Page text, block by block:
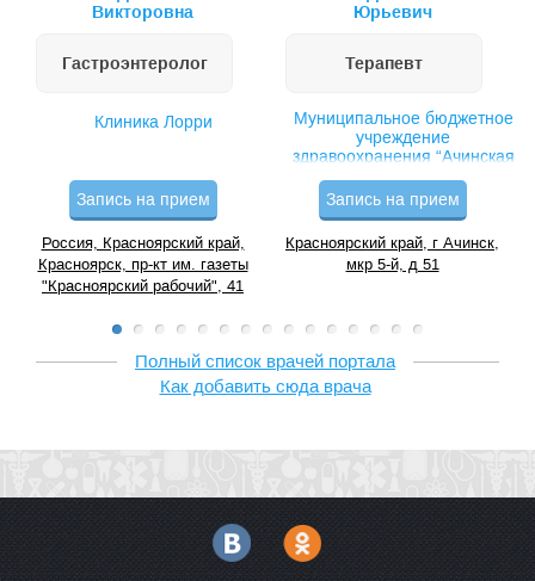
Викторовна
Гастроэнтеролог
Клиника Лорри
Запись на прием
Россия, Красноярский край,
Красноярск, пр-кт им. газеты
"Красноярский рабочий", 41
Юрьевич
Терапевт
Муниципальное бюджетное
учреждение
здравоохранения “Ачинская
больница”
Запись на прием
Красноярский край, г Ачинск,
мкр 5-й, д 51
Полный список врачей портала
Как добавить сюда врача